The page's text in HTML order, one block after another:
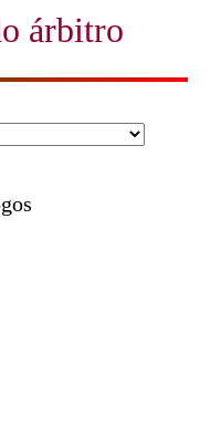
árbitro